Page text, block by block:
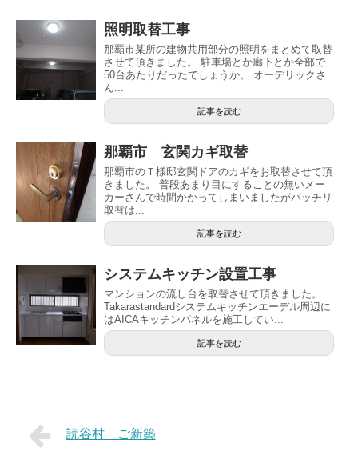
照明取替工事
那覇市某所の建物共用部分の照明をまとめて取替
させて頂きました。 駐車場とか廊下とか全部で
50台あたりだったでしょうか。 オーデリックさ
ん...
記事を読む
那覇市 玄関カギ取替
那覇市のＴ様邸玄関ドアのカギをお取替させて頂
きました。 普段あまり目にすることの無いメー
カーさんで時間かかってしまいましたがバッチリ
取替は...
記事を読む
システムキッチン設置工事
マンションの流し台を取替させて頂きました。
Takarastandardシステムキッチンエーデル周辺に
はAICAキッチンパネルを施工してい...
記事を読む
読谷村 ご新築